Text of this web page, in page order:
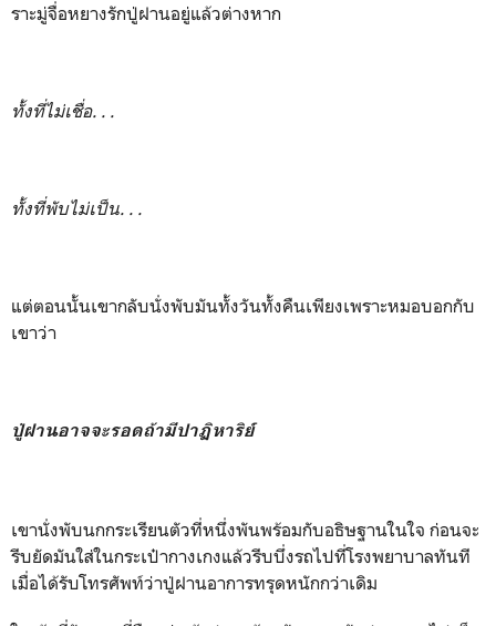
ราะมู่จื่อหยางรักปู่ฝานอยู่แล้วต่างหาก
ทั้งที่ไม่เชื่อ. . .
ทั้งที่พับไม่เป็น. . .
แต่ตอนนั้นเขากลับนั่งพับมันทั้งวันทั้งคืนเพียงเพราะหมอบอกกับ
เขาว่า
ปู่ฝานอาจจะรอดถ้ามีปาฏิหาริย์
เขานั่งพับนกกระเรียนตัวที่หนึ่งพันพร้อมกับอธิษฐานในใจ ก่อนจะ
รีบยัดมันใส่ในกระเป๋ากางเกงแล้วรีบบึ่งรถไปที่โรงพยาบาลทันที
เมื่อได้รับโทรศัพท์ว่าปู่ฝานอาการทรุดหนักกว่าเดิม